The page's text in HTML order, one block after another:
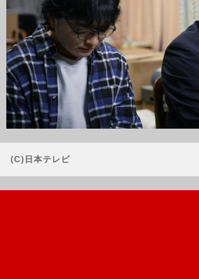
(C)日本テレビ